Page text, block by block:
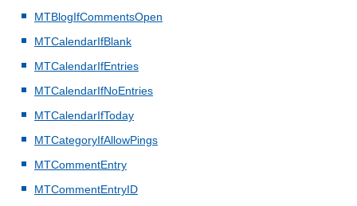
MTBlogIfCommentsOpen
MTCalendarIfBlank
MTCalendarIfEntries
MTCalendarIfNoEntries
MTCalendarIfToday
MTCategoryIfAllowPings
MTCommentEntry
MTCommentEntryID